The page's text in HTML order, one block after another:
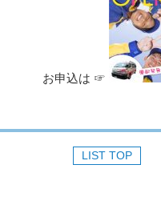
お申込は ☞
LIST TOP